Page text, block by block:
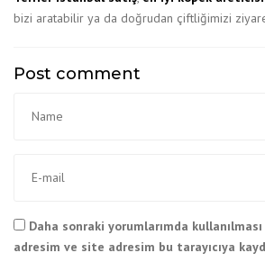
bizi aratabilir ya da doğrudan çiftliğimizi
Post comment
Daha sonraki yorumlarımda
adresim ve site adresim bu tarayıcıya